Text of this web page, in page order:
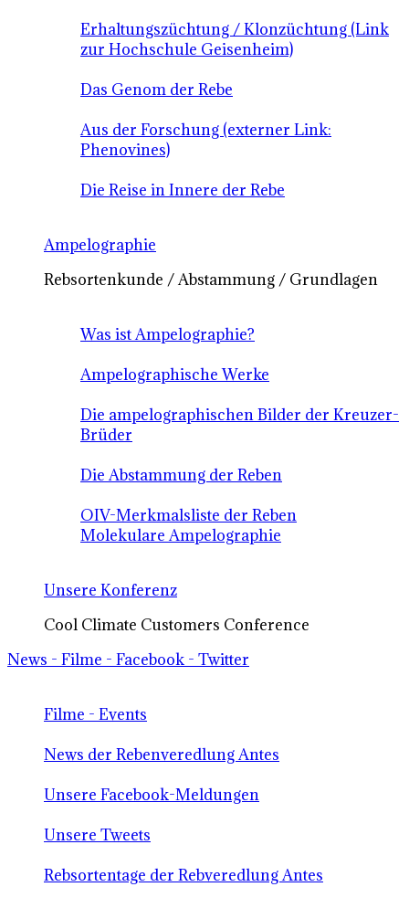
Erhaltungszüchtung / Klonzüchtung (Link
zur Hochschule Geisenheim)
Das Genom der Rebe
Aus der Forschung (externer Link:
Phenovines)
Die Reise in Innere der Rebe
Ampelographie
Rebsortenkunde / Abstammung / Grundlagen
Was ist Ampelographie?
Ampelographische Werke
Die ampelographischen Bilder der Kreuzer-
Brüder
Die Abstammung der Reben
OIV-Merkmalsliste der Reben
Molekulare Ampelographie
Unsere Konferenz
Cool Climate Customers Conference
News - Filme - Facebook - Twitter
Filme - Events
News der Rebenveredlung Antes
Unsere Facebook-Meldungen
Unsere Tweets
Rebsortentage der Rebveredlung Antes